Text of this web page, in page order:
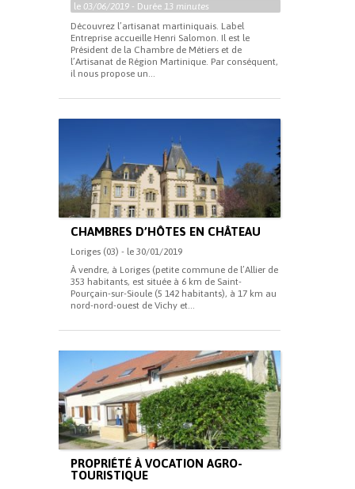
le 03/06/2019 - Durée 13 minutes
Découvrez l’artisanat martiniquais. Label
Entreprise accueille Henri Salomon. Il est le
Président de la Chambre de Métiers et de
l’Artisanat de Région Martinique. Par conséquent,
il nous propose un...
CHAMBRES D’HÔTES EN CHÂTEAU
Loriges (03) - le 30/01/2019
À vendre, à Loriges (petite commune de l’Allier de
353 habitants, est située à 6 km de Saint-
Pourçain-sur-Sioule (5 142 habitants), à 17 km au
nord-nord-ouest de Vichy et...
PROPRIÉTÉ À VOCATION AGRO-
TOURISTIQUE